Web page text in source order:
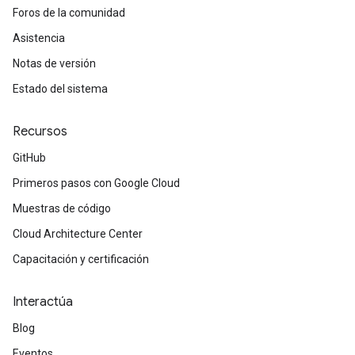
Foros de la comunidad
Asistencia
Notas de versión
Estado del sistema
Recursos
GitHub
Primeros pasos con Google Cloud
Muestras de código
Cloud Architecture Center
Capacitación y certificación
Interactúa
Blog